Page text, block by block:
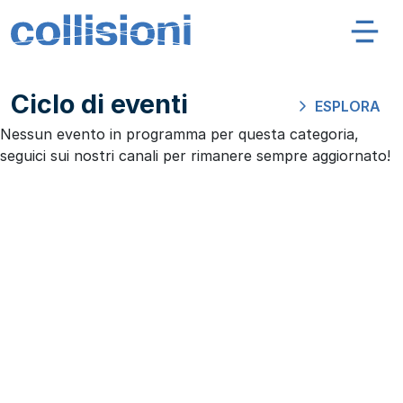
Salta al contenuto
Navigazione principale
Ciclo di eventi
ESPLORA
Nessun evento in programma per questa categoria,
seguici sui nostri canali per rimanere sempre aggiornato!